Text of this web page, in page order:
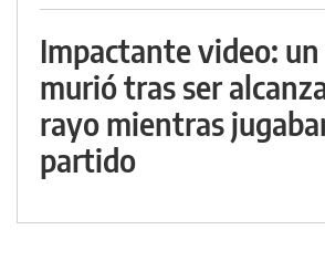
Impactante video:
murió tras ser
rayo mientras
partido